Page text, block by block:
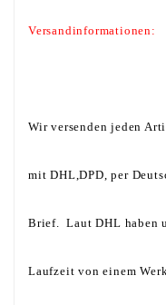
Versandinformationen:
Wir versenden jeden
mit DHL,DPD, per
Brief. Laut DHL haben
Laufzeit von einem